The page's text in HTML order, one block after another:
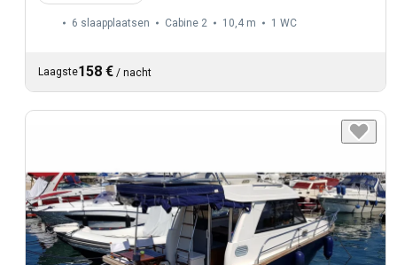
6 slaapplaatsen Cabine 2 10,4 m 1 WC
Laagste158 € / nacht